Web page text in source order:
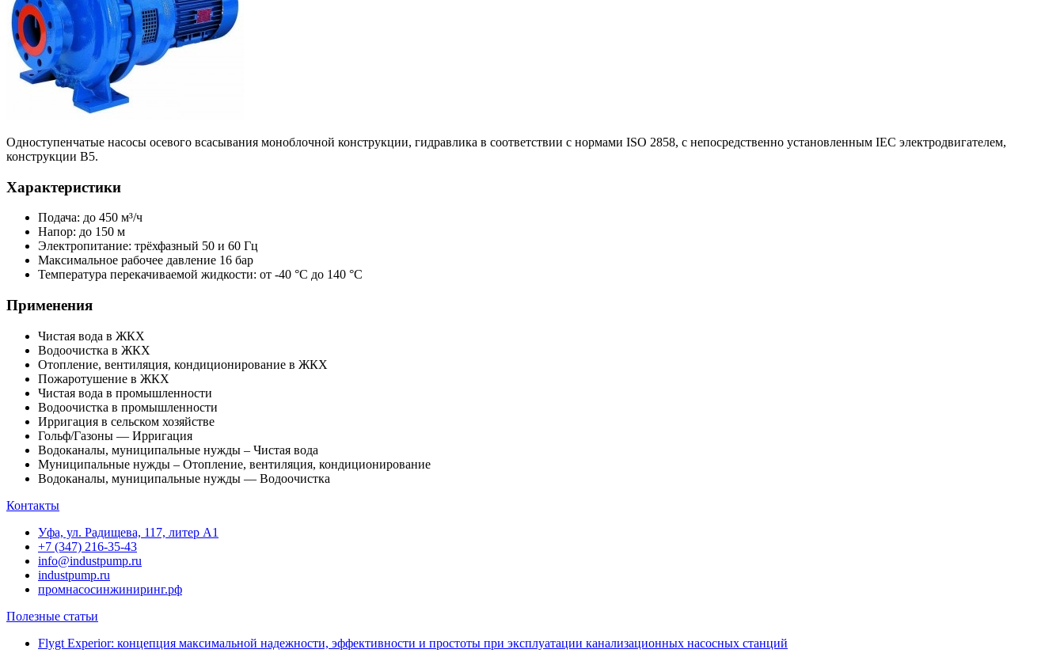
Одноступенчатые насосы осевого всасывания моноблочной конструкции, гидравлика в соответствии с нормами ISO 2858, с непосредственно установленным IEC электродвигателем,
конструкции B5.
Характеристики
Подача: до 450 м³/ч
Напор: до 150 м
Электропитание: трёхфазный 50 и 60 Гц
Максимальное рабочее давление 16 бар
Температура перекачиваемой жидкости: от -40 °C до 140 °C
Применения
Чистая вода в ЖКХ
Водоочистка в ЖКХ
Отопление, вентиляция, кондиционирование в ЖКХ
Пожаротушение в ЖКХ
Чистая вода в промышленности
Водоочистка в промышленности
Ирригация в сельском хозяйстве
Гольф/Газоны — Ирригация
Водоканалы, муниципальные нужды – Чистая вода
Муниципальные нужды – Отопление, вентиляция, кондиционирование
Водоканалы, муниципальные нужды — Водоочистка
Контакты
Уфа, ул. Радищева, 117, литер А1
+7 (347) 216-35-43
info@industpump.ru
industpump.ru
промнасосинжиниринг.рф
Полезные статьи
Flygt Experior: концепция максимальной надежности, эффективности и простоты при эксплуатации канализационных насосных станций